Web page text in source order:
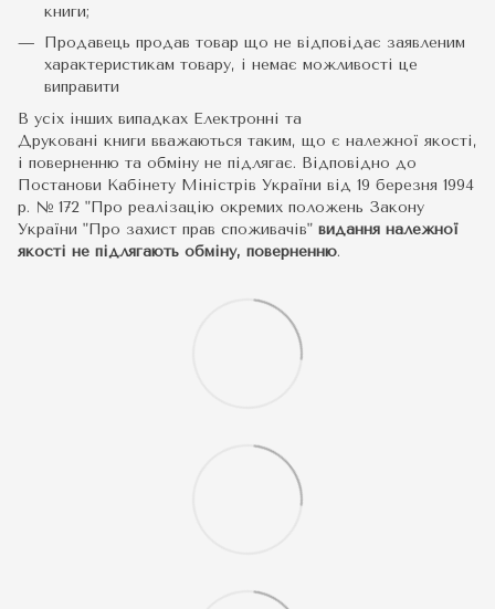
книги;
Продавець продав товар що не відповідає заявленим
характеристикам товару, і немає можливості це
виправити
В усіх інших випадках Електронні та
Друковані книги вважаються таким, що є належної якості,
і поверненню та обміну не підлягає. Відповідно до
Постанови Кабінету Міністрів України від 19 березня 1994
р. № 172 "Про реалізацію окремих положень Закону
України "Про захист прав споживачів" видання належної
якості не підлягають обміну, поверненню.